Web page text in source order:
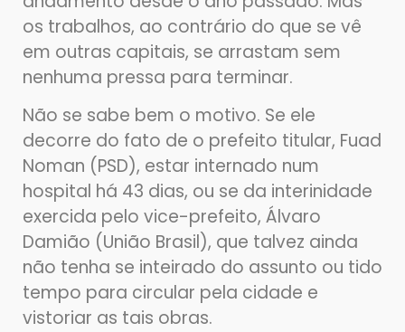
os trabalhos, ao contrário do que se vê
em outras capitais, se arrastam sem
nenhuma pressa para terminar.
Não se sabe bem o motivo. Se ele
decorre do fato de o prefeito titular, Fuad
Noman (PSD), estar internado num
hospital há 43 dias, ou se da interinidade
exercida pelo vice-prefeito, Álvaro
Damião (União Brasil), que talvez ainda
não tenha se inteirado do assunto ou tido
tempo para circular pela cidade e
vistoriar as tais obras.